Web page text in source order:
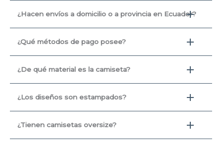
¿Hacen envíos a domicilio o a provincia en Ecuador?
¿Qué métodos de pago posee?
¿De qué material es la camiseta?
¿Los diseños son estampados?
¿Tienen camisetas oversize?